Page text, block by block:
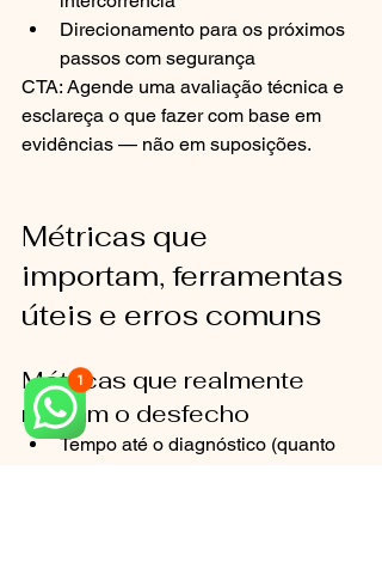
Direcionamento para os próximos
passos com segurança
CTA: Agende uma avaliação técnica e
esclareça o que fazer com base em
evidências — não em suposições.
Métricas que
importam, ferramentas
úteis e erros comuns
Métricas que realmente
mudam o desfecho
Tempo até o diagnóstico (quanto